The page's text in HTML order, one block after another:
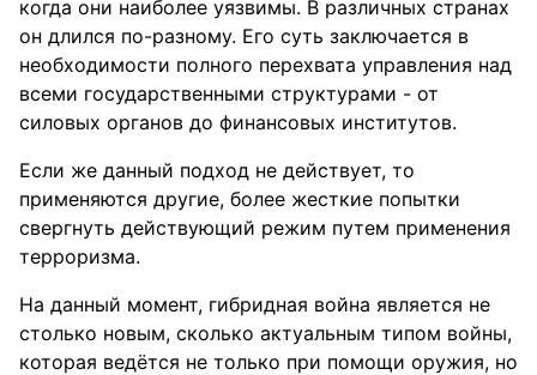
когда они наиболее уязвимы. В различных странах
он длился по-разному. Его суть заключается в
необходимости полного перехвата управления над
всеми государственными структурами - от
силовых органов до финансовых институтов.
Если же данный подход не действует, то
применяются другие, более жесткие попытки
свергнуть действующий режим путем применения
терроризма.
На данный момент, гибридная война является не
столько новым, сколько актуальным типом войны,
которая ведётся не только при помощи оружия, но